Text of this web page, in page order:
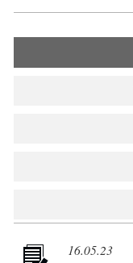
16.05.23